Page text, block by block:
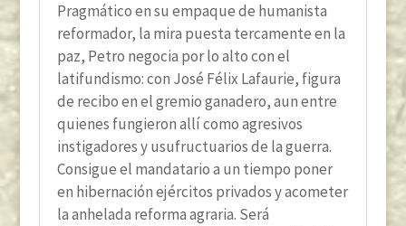
Pragmático en su empaque de humanista
reformador, la mira puesta tercamente en la
paz, Petro negocia por lo alto con el
latifundismo: con José Félix Lafaurie, figura
de recibo en el gremio ganadero, aun entre
quienes fungieron allí como agresivos
instigadores y usufructuarios de la guerra.
Consigue el mandatario a un tiempo poner
en hibernación ejércitos privados y acometer
la anhelada reforma agraria. Será